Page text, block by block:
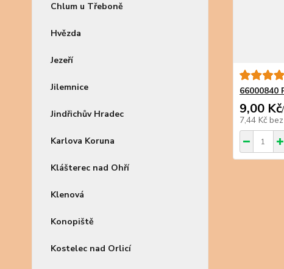
Chlum u Třeboně
Hvězda
Jezeří
Jilemnice
Jindřichův Hradec
Karlova Koruna
Klášterec nad Ohří
Klenová
Konopiště
Kostelec nad Orlicí
66000840
9,00 Kč/
7,44 Kč